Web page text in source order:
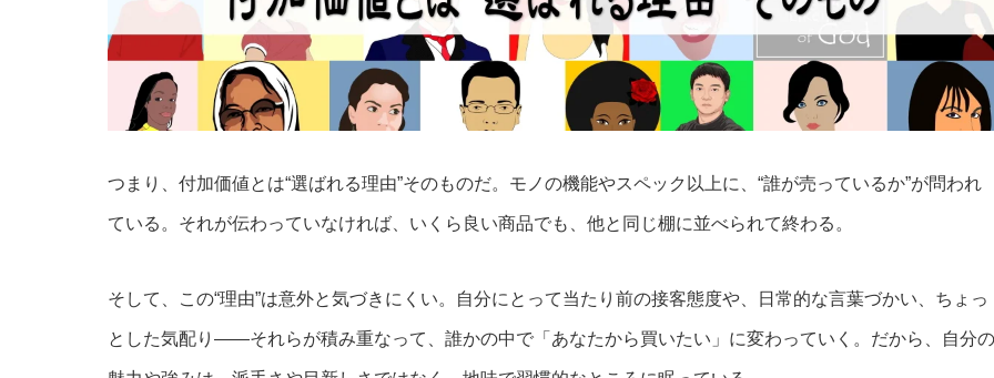
つまり、付加価値とは“選ばれる理由”そのものだ。モノの機能やスペック以上に、“誰が売っているか”が問われ
ている。それが伝わっていなければ、いくら良い商品でも、他と同じ棚に並べられて終わる。
そして、この“理由”は意外と気づきにくい。自分にとって当たり前の接客態度や、日常的な言葉づかい、ちょっ
とした気配り――それらが積み重なって、誰かの中で「あなたから買いたい」に変わっていく。だから、自分の